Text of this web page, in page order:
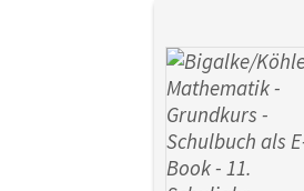
Köhler, Norbert; Bigalke, Anton;
Ledworuski, Gabriele